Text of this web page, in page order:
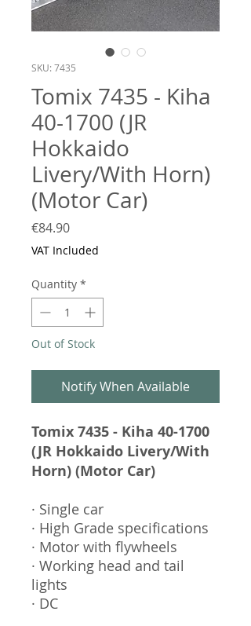
SKU: 7435
Tomix 7435 - Kiha
40-1700 (JR
Hokkaido
Livery/With Horn)
(Motor Car)
€84.90Price
VAT Included
Quantity *
Out of Stock
Notify When Available
Tomix 7435 - Kiha 40-1700
(JR Hokkaido Livery/With
Horn) (Motor Car)
· Single car
· High Grade specifications
· Motor with flywheels
· Working head and tail
lights
· DC